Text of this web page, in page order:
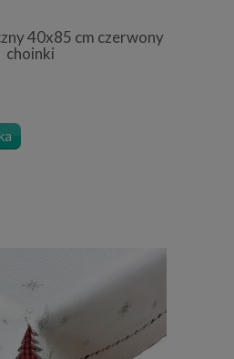
40x85 cm czerwony
choinki